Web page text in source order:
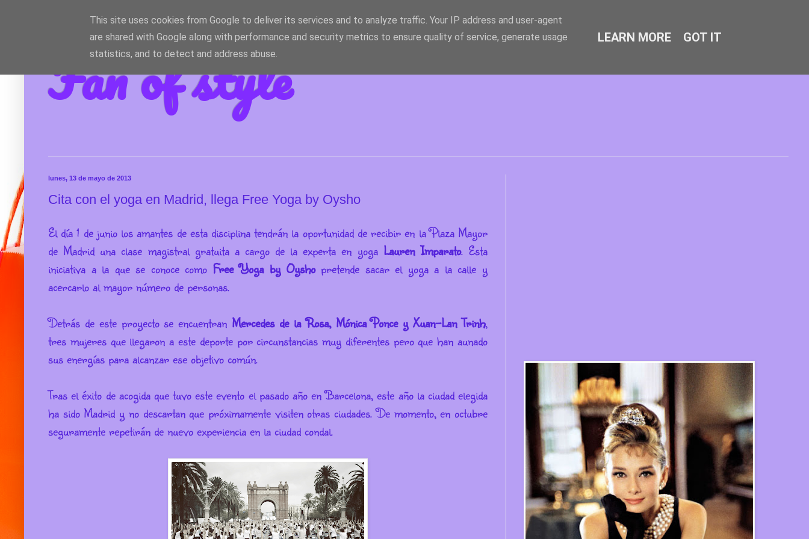
Fan of style
lunes, 13 de mayo de 2013
Cita con el yoga en Madrid, llega Free Yoga by Oysho
El día 1 de junio los amantes de esta disciplina tendrán la oportunidad de recibir en la Plaza Mayor
de Madrid una clase magistral gratuita a cargo de la experta en yoga Lauren Imparato. Esta
iniciativa a la que se conoce como Free Yoga by Oyshopretende sacar el yoga a la calle y
acercarlo al mayor número de personas.
Detrás de este proyecto se encuentran Mercedes de la Rosa, Mónica Ponce y Xuan-Lan Trinh,
tres mujeres que llegaron a este deporte por circunstancias muy diferentes pero que han aunado
sus energías para alcanzar ese objetivo común.
Tras el éxito de acogida que tuvo este evento el pasado año en Barcelona, este año la ciudad elegida
ha sido Madrid y no descartan que próximamente visiten otras ciudades. De momento, en octubre
seguramente repetirán de nuevo experiencia en la ciudad condal.
This site uses cookies from Google to deliver its services and to analyze traffic. Your IP address and user-agent
are shared with Google along with performance and security metrics to ensure quality of service, generate usage
statistics, and to detect and address abuse.
LEARN MORE GOT IT